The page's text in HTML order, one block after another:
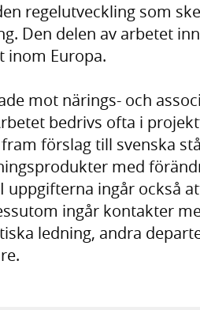
regelutveckling som
Den delen av arbetet
inom Europa.
mot närings- och
bedrivs ofta i
förslag till svenska
med
uppgifterna ingår också
ingår kontakter
ledning, andra